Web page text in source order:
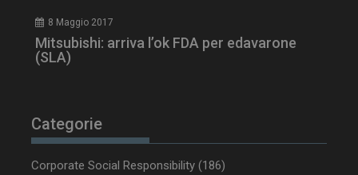
8 Maggio 2017
Mitsubishi: arriva l’ok FDA per edavarone
(SLA)
Categorie
Corporate Social Responsibility (186)
_ga_Z2VT792F98 .dailyhealthindustry.it
tracking-sites-
ironfish-tracking-
settimane